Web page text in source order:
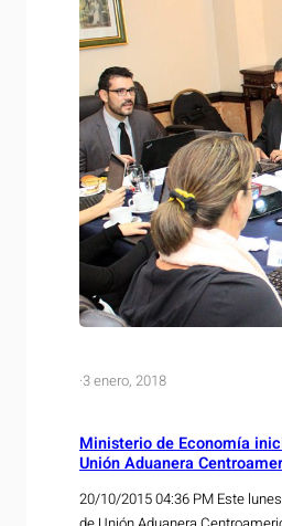
·3 enero, 2018
Ministerio de Economía
Unión Aduanera
20/10/2015 04:36 PM Este